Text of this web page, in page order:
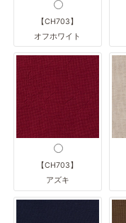
【CH703】
オフホワイト
【CH703】
アズキ